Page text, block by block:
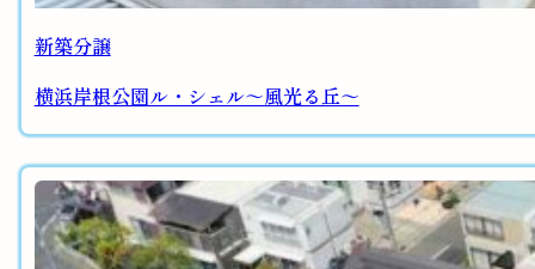
新築分譲
横浜岸根公園ル・シェル～風光る丘～